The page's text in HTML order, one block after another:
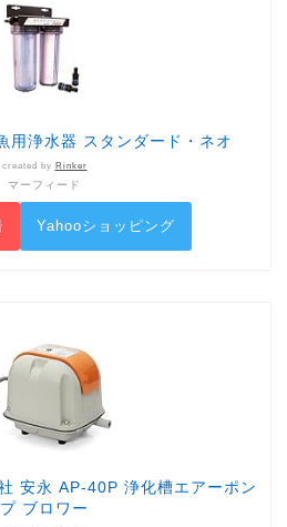
用浄水器 スタンダード・ネオ
created by Rinker
マーフィード
Yahooショッピング
安永 AP-40P 浄化槽エアーポン
プ ブロワー